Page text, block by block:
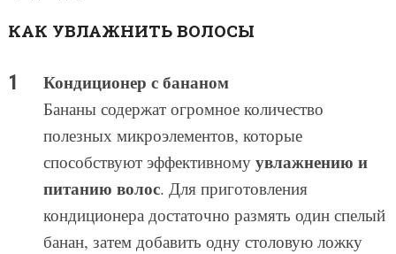
КАК УВЛАЖНИТЬ ВОЛОСЫ
Кондиционер с бананом
Бананы содержат огромное количество
полезных микроэлементов, которые
способствуют эффективному увлажнению и
питанию волос. Для приготовления
кондиционера достаточно размять один спелый
банан, затем добавить одну столовую ложку